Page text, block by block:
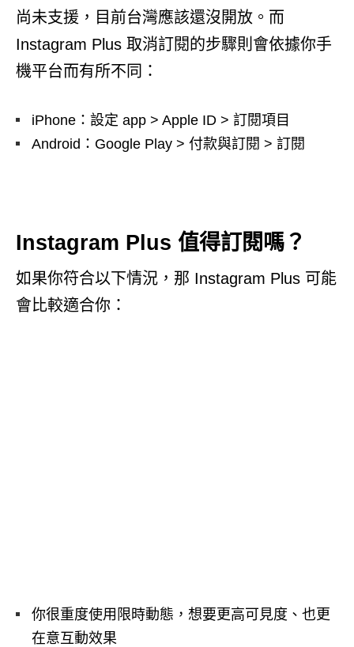
尚未支援，目前台灣應該還沒開放。而
Instagram Plus 取消訂閱的步驟則會依據你手
機平台而有所不同：
iPhone：設定 app > Apple ID > 訂閱項目
Android：Google Play > 付款與訂閱 > 訂閱
Instagram Plus 值得訂閱嗎？
如果你符合以下情況，那 Instagram Plus 可能
會比較適合你：
你很重度使用限時動態，想要更高可見度、也更
在意互動效果